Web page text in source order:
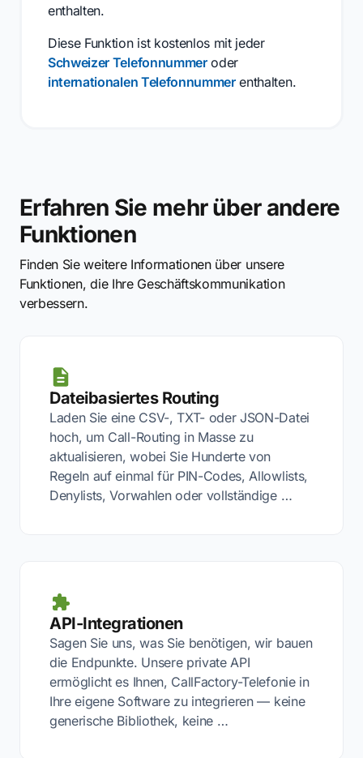
enthalten.
Diese Funktion ist kostenlos mit jeder
Schweizer Telefonnummeroder
internationalen Telefonnummerenthalten.
Erfahren Sie mehr über andere
Funktionen
Finden Sie weitere Informationen über unsere
Funktionen, die Ihre Geschäftskommunikation
verbessern.
Dateibasiertes Routing
Laden Sie eine CSV-, TXT- oder JSON-Datei
hoch, um Call-Routing in Masse zu
aktualisieren, wobei Sie Hunderte von
Regeln auf einmal für PIN-Codes, Allowlists,
Denylists, Vorwahlen oder vollständige …
API-Integrationen
Sagen Sie uns, was Sie benötigen, wir bauen
die Endpunkte. Unsere private API
ermöglicht es Ihnen, CallFactory-Telefonie in
Ihre eigene Software zu integrieren — keine
generische Bibliothek, keine …